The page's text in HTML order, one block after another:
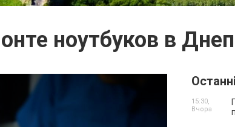
ноутбуков в
15:30,
Вчора